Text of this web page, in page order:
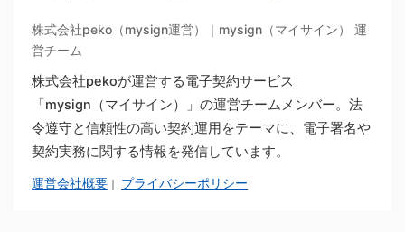
株式会社peko（mysign運営）｜mysign（マイサイン） 運
営チーム
株式会社pekoが運営する電子契約サービス
「mysign（マイサイン）」の運営チームメンバー。法
令遵守と信頼性の高い契約運用をテーマに、電子署名や
契約実務に関する情報を発信しています。
運営会社概要 ｜ プライバシーポリシー